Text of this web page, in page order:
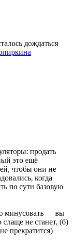
дождаться
продать
это ещё
чтобы они не
когда
по сути базовую
минусовать — вы
слаще не станет, (б)
прекратится)